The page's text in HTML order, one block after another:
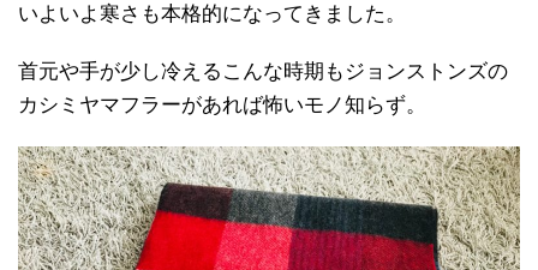
いよいよ寒さも本格的になってきました。
首元や手が少し冷えるこんな時期もジョンストンズの
カシミヤマフラーがあれば怖いモノ知らず。